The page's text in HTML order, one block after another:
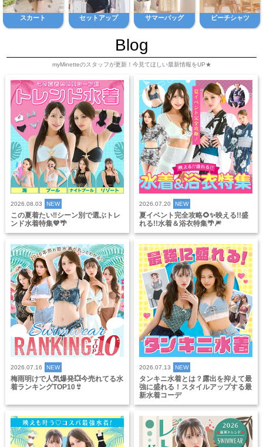
スカート セットアップ サマーバッグ ビーチシャツ
Blog
myMinetteのスタッフが更新！今見てほしい最新情報をUP★
2026.08.03 NEW
この夏着たい‼️シーン別で選ぶトレ
ンド水着特集💙🌴
2026.07.20 NEW
夏イベント完全攻略🌻✨映える!!盛
れる!!水着＆浴衣特集🌴🎆
2026.07.16 NEW
梅雨明けで人気爆発💥今売れてる水
着ランキングTOP10👙
2026.07.13 NEW
タンキニ水着とは？露出を抑えて最
強に盛れる！スタイルアップする最
新水着コーデ